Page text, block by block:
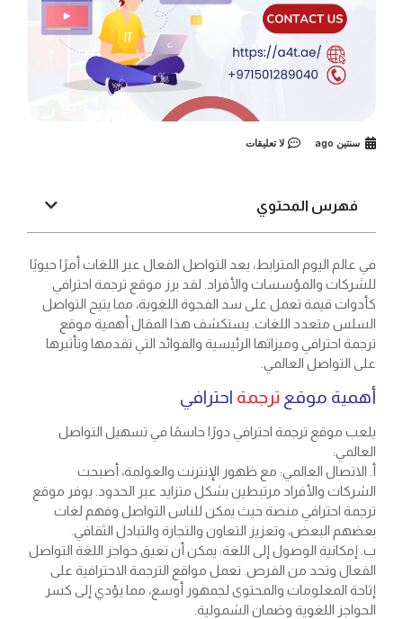
سنتين ago لا تعليقات
فهرس المحتوي
في عالم اليوم المترابط، يعد التواصل الفعال عبر اللغات أمرًا حيويًا
للشركات والمؤسسات والأفراد. لقد برز موقع ترجمة احترافي
كأدوات قيمة تعمل على سد الفجوة اللغوية، مما يتيح التواصل
السلس متعدد اللغات. يستكشف هذا المقال أهمية موقع
ترجمة احترافي وميزاتها الرئيسية والفوائد التي تقدمها وتأثيرها
على التواصل العالمي.
أهمية موقع ترجمة احترافي
يلعب موقع ترجمة احترافي دورًا حاسمًا في تسهيل التواصل
العالمي:
أ. الاتصال العالمي: مع ظهور الإنترنت والعولمة، أصبحت
الشركات والأفراد مرتبطين بشكل متزايد عبر الحدود. يوفر موقع
ترجمة احترافي منصة حيث يمكن للناس التواصل وفهم لغات
بعضهم البعض، وتعزيز التعاون والتجارة والتبادل الثقافي.
ب. إمكانية الوصول إلى اللغة: يمكن أن تعيق حواجز اللغة التواصل
الفعال وتحد من الفرص. تعمل مواقع الترجمة الاحترافية على
إتاحة المعلومات والمحتوى لجمهور أوسع، مما يؤدي إلى كسر
الحواجز اللغوية وضمان الشمولية.